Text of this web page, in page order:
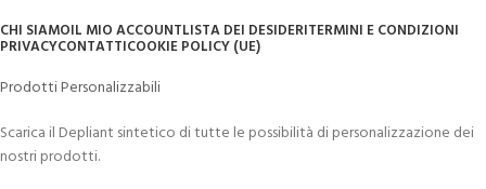
CHI SIAMOIL MIO ACCOUNTLISTA DEI DESIDERITERMINI E CONDIZIONI
PRIVACYCONTATTICOOKIE POLICY (UE)
Prodotti Personalizzabili
Scarica il Depliant sintetico di tutte le possibilità di personalizzazione dei
nostri prodotti.